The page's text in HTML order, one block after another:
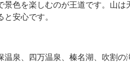
景色を楽しむのが王道です。山は
と安心です。
温泉、四万温泉、榛名湖、吹割の